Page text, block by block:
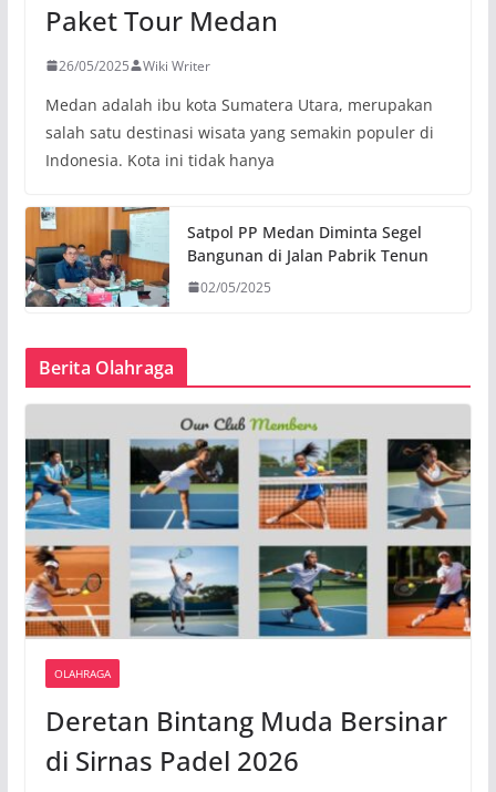
Paket Tour Medan
26/05/2025 Wiki Writer
Medan adalah ibu kota Sumatera Utara, merupakan
salah satu destinasi wisata yang semakin populer di
Indonesia. Kota ini tidak hanya
Satpol PP Medan Diminta Segel
Bangunan di Jalan Pabrik Tenun
02/05/2025
Berita Olahraga
OLAHRAGA
Deretan Bintang Muda Bersinar
di Sirnas Padel 2026